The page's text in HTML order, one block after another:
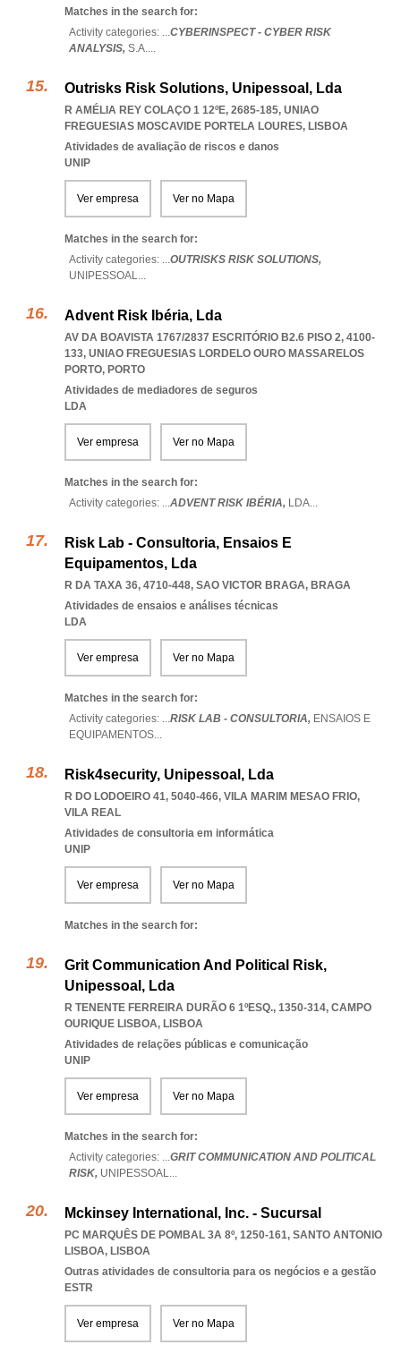
Matches in the search for:
Activity categories: ...CYBERINSPECT - CYBER RISK
ANALYSIS, S.A....
Outrisks Risk Solutions, Unipessoal, Lda
R AMÉLIA REY COLAÇO 1 12ºE, 2685-185, UNIAO
FREGUESIAS MOSCAVIDE PORTELA LOURES, LISBOA
Atividades de avaliação de riscos e danos
UNIP
Ver empresa Ver no Mapa
Matches in the search for:
Activity categories: ...OUTRISKS RISK SOLUTIONS,
UNIPESSOAL...
Advent Risk Ibéria, Lda
AV DA BOAVISTA 1767/2837 ESCRITÓRIO B2.6 PISO 2, 4100-
133, UNIAO FREGUESIAS LORDELO OURO MASSARELOS
PORTO, PORTO
Atividades de mediadores de seguros
LDA
Ver empresa Ver no Mapa
Matches in the search for:
Activity categories: ...ADVENT RISK IBÉRIA, LDA...
Risk Lab - Consultoria, Ensaios E
Equipamentos, Lda
R DA TAXA 36, 4710-448, SAO VICTOR BRAGA, BRAGA
Atividades de ensaios e análises técnicas
LDA
Ver empresa Ver no Mapa
Matches in the search for:
Activity categories: ...RISK LAB - CONSULTORIA, ENSAIOS E
EQUIPAMENTOS...
Risk4security, Unipessoal, Lda
R DO LODOEIRO 41, 5040-466, VILA MARIM MESAO FRIO,
VILA REAL
Atividades de consultoria em informática
UNIP
Ver empresa Ver no Mapa
Matches in the search for:
Grit Communication And Political Risk,
Unipessoal, Lda
R TENENTE FERREIRA DURÃO 6 1ºESQ., 1350-314, CAMPO
OURIQUE LISBOA, LISBOA
Atividades de relações públicas e comunicação
UNIP
Ver empresa Ver no Mapa
Matches in the search for:
Activity categories: ...GRIT COMMUNICATION AND POLITICAL
RISK, UNIPESSOAL...
Mckinsey International, Inc. - Sucursal
PC MARQUÊS DE POMBAL 3A 8º, 1250-161, SANTO ANTONIO
LISBOA, LISBOA
Outras atividades de consultoria para os negócios e a gestão
ESTR
Ver empresa Ver no Mapa